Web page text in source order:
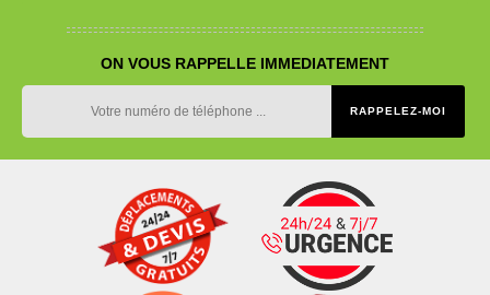
ON VOUS RAPPELLE IMMEDIATEMENT